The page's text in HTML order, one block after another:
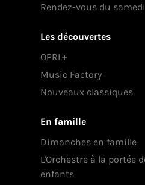
Rendez-vous du samedi
Les découvertes
OPRL+
Music Factory
Nouveaux classiques
En famille
Dimanches en famille
L'Orchestre à la portée
enfants